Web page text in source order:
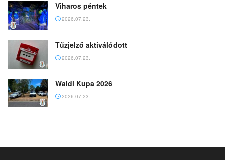
Viharos péntek
2026.07.23.
Tűzjelző aktiválódott
2026.07.23.
Waldi Kupa 2026
2026.07.23.